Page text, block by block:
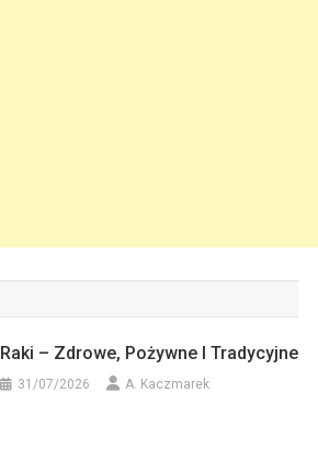
Raki – Zdrowe, Pożywne I Tradycyjne
31/07/2026 A. Kaczmarek